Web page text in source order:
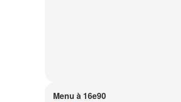
Menu à 16e90